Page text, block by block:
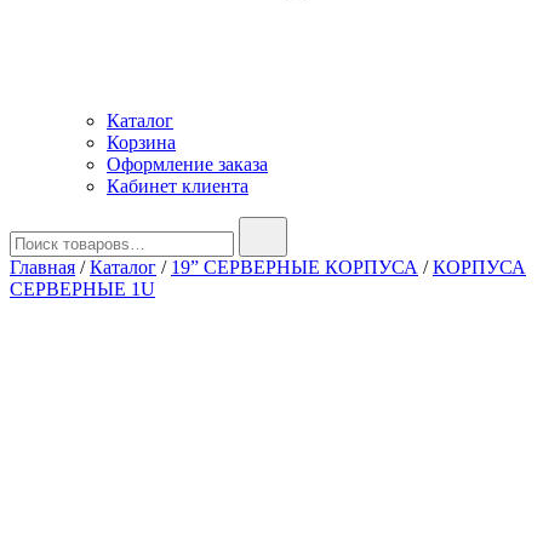
Каталог
Корзина
Оформление заказа
Кабинет клиента
Главная /Каталог / 19” СЕРВЕРНЫЕ КОРПУСА /КОРПУСА
СЕРВЕРНЫЕ 1U